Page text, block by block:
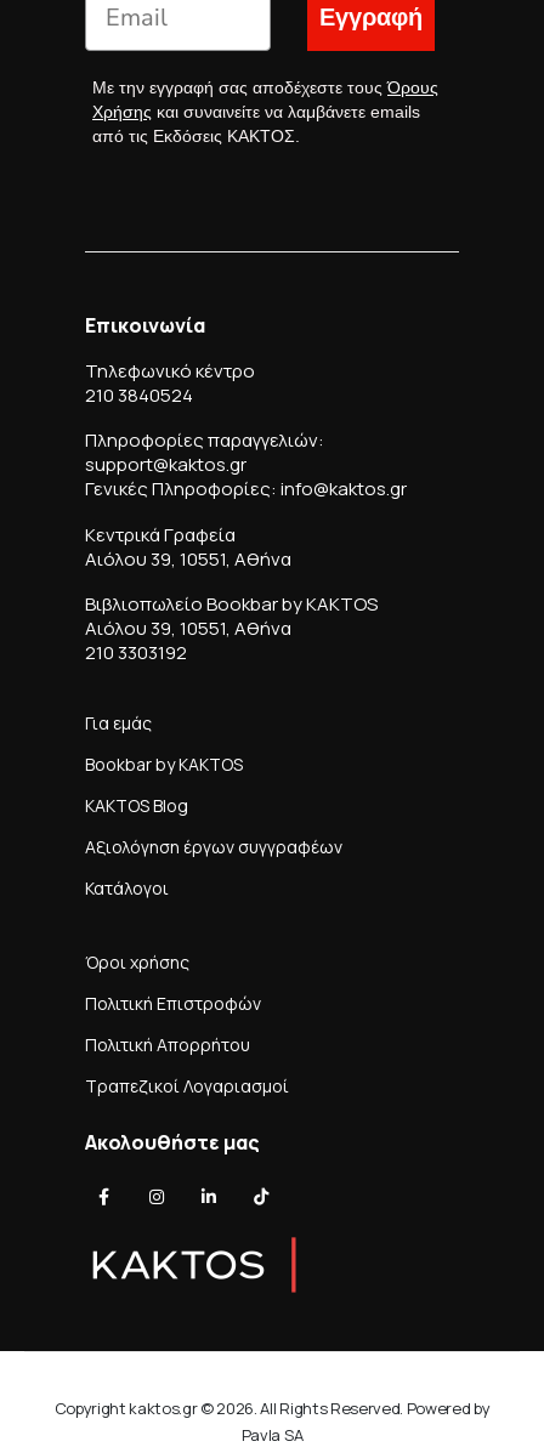
Εγγραφή
Με την εγγραφή σας αποδέχεστε τουςΌρους
Χρήσης και συναινείτε να λαμβάνετε emails
από τις Εκδόσεις ΚΑΚΤΟΣ.
Επικοινωνία
Τηλεφωνικό κέντρο
210 3840524
Πληροφορίες παραγγελιών:
support@kaktos.gr
Γενικές Πληροφορίες: info@kaktos.gr
Κεντρικά Γραφεία
Αιόλου 39, 10551, Αθήνα
Βιβλιοπωλείο Bookbar by KAKTOS
Αιόλου 39, 10551, Αθήνα
210 3303192
Για εμάς
Bookbar by KAKTOS
KAKTOS Blog
Αξιολόγηση έργων συγγραφέων
Κατάλογοι
Όροι χρήσης
Πολιτική Επιστροφών
Πολιτική Απορρήτου
Τραπεζικοί Λογαριασμοί
Ακολουθήστε μας
Copyright kaktos.gr © 2026. All Rights Reserved. Powered by
Pavla SA